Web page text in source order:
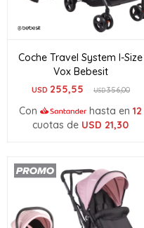
Coche Travel System I-Size
Vox Bebesit
USD 255,55 USD356,00
Con hasta en 12
cuotas de USD 21,30